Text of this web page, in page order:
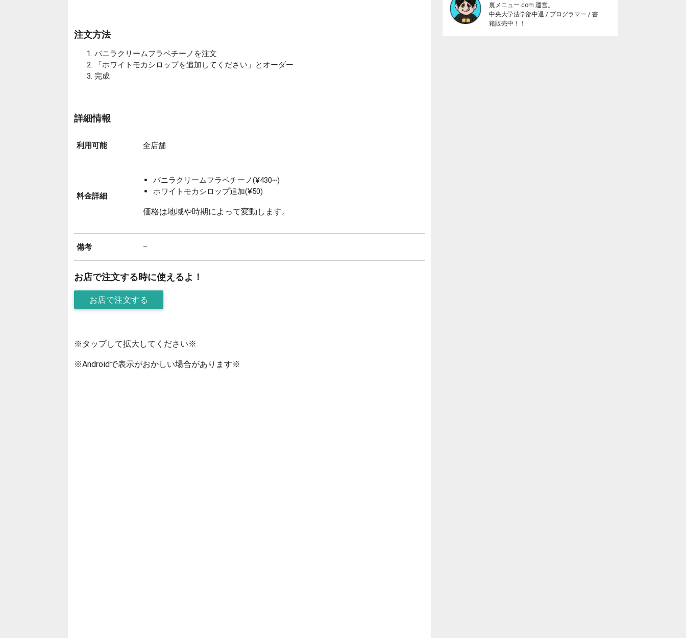
注文方法
バニラクリームフラペチーノを注文
「ホワイトモカシロップを追加してください」とオーダー
完成
詳細情報
利用可能 全店舗
料金詳細
バニラクリームフラペチーノ(¥430~)
ホワイトモカシロップ追加(¥50)
価格は地域や時期によって変動します。
備考 –
お店で注文する時に使えるよ！
お店で注文する
※タップして拡大してください※
※Androidで表示がおかしい場合があります※
裏メニュー.com 運営。
中央大学法学部中退 / プログラマー / 書
籍販売中！！